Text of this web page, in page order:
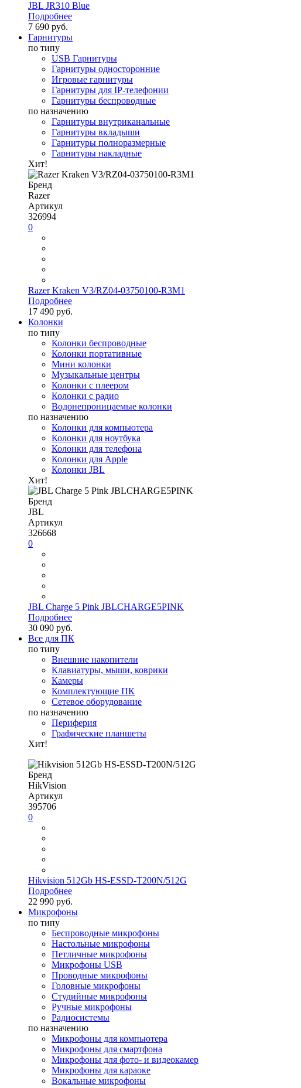
JBL JR310 Blue
Подробнее
7 690 руб.
Гарнитуры
по типу
USB Гарнитуры
Гарнитуры односторонние
Игровые гарнитуры
Гарнитуры для IP-телефонии
Гарнитуры беспроводные
по назначению
Гарнитуры внутриканальные
Гарнитуры вкладыши
Гарнитуры полноразмерные
Гарнитуры накладные
Хит!
Бренд
Razer
Артикул
326994
0
Razer Kraken V3/RZ04-03750100-R3M1
Подробнее
17 490 руб.
Колонки
по типу
Колонки беспроводные
Колонки портативные
Мини колонки
Музыкальные центры
Колонки с плеером
Колонки с радио
Водонепроницаемые колонки
по назначению
Колонки для компьютера
Колонки для ноутбука
Колонки для телефона
Колонки для Apple
Колонки JBL
Хит!
Бренд
JBL
Артикул
326668
0
JBL Charge 5 Pink JBLCHARGE5PINK
Подробнее
30 090 руб.
Все для ПК
по типу
Внешние накопители
Клавиатуры, мыши, коврики
Камеры
Комплектующие ПК
Сетевое оборудование
по назначению
Периферия
Графические планшеты
Хит!
Бренд
HikVision
Артикул
395706
0
Hikvision 512Gb HS-ESSD-T200N/512G
Подробнее
22 990 руб.
Микрофоны
по типу
Беспроводные микрофоны
Настольные микрофоны
Петличные микрофоны
Микрофоны USB
Проводные микрофоны
Головные микрофоны
Студийные микрофоны
Ручные микрофоны
Радиосистемы
по назначению
Микрофоны для компьютера
Микрофоны для смартфона
Микрофоны для фото- и видеокамер
Микрофоны для караоке
Вокальные микрофоны